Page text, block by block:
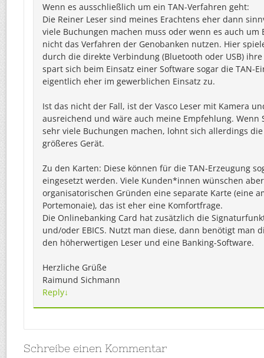
Wenn es ausschließlich um ein TAN-Verfahren geht:
Die Reiner Leser sind meines Erachtens eher dann
viele Buchungen machen muss oder wenn es auch um
nicht das Verfahren der Genobanken nutzen. Hier
durch die direkte Verbindung (Bluetooth oder USB)
spart sich beim Einsatz einer Software sogar die TAN-
eigentlich eher im gewerblichen Einsatz zu.
Ist das nicht der Fall, ist der Vasco Leser mit Kamera
ausreichend und wäre auch meine Empfehlung. Wenn
sehr viele Buchungen machen, lohnt sich allerdings
größeres Gerät.
Zu den Karten: Diese können für die TAN-Erzeugung
eingesetzt werden. Viele Kunden*innen wünschen
organisatorischen Gründen eine separate Karte (eine
Portemonaie), das ist eher eine Komfortfrage.
Die Onlinebanking Card hat zusätzlich die
und/oder EBICS. Nutzt man diese, dann benötigt man
den höherwertigen Leser und eine Banking-Software.
Herzliche Grüße
Raimund Sichmann
Reply↓
Schreibe einen Kommentar